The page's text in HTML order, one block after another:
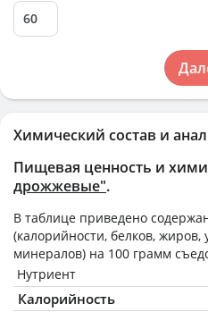
Химический состав и
Пищевая ценность и
дрожжевые".
В таблице приведено
(калорийности, белков, жиров,
минералов) на 100 грамм
Нутриент
Калорийность